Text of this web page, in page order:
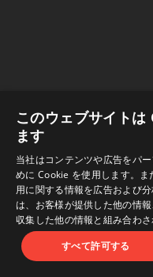
このウェブサイト
ます
当社はコンテンツや広告をパ
めに Cookie を使用します。
用に関する情報を広告および
は、お客様が提供した他の情
収集した他の情報と組み合わさ
すべて許可する